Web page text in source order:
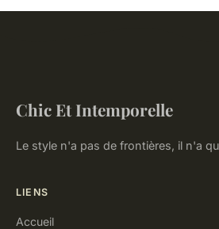
Chic Et Intemporelle
Le style n'a pas de frontières, il n'a
LIENS
Accueil